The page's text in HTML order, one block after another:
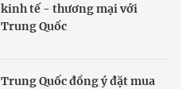
kinh tế - thương mại với
Trung Quốc
Trung Quốc đồng ý đặt mua